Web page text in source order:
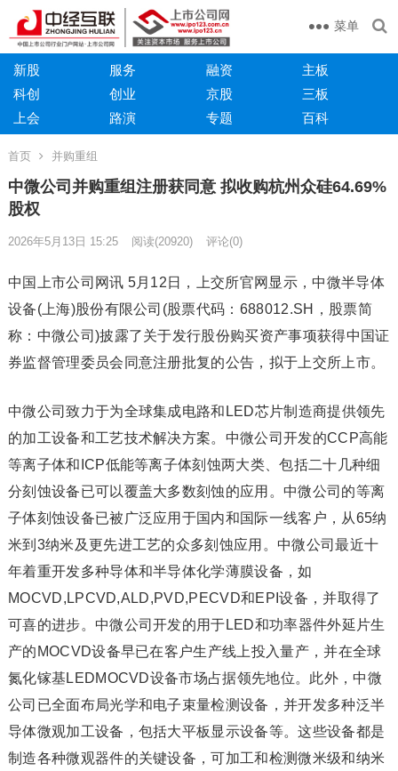
菜单
新股 服务 融资
主板
科创
创业 京股
三板
上会
路演 专题 百科
首页 并购重组
中微公司并购重组注册获同意 拟收购杭州众硅64.69%
股权
2026年5月13日 15:25 阅读(20920) 评论(0)
中国上市公司网讯 5月12日，上交所官网显示，中微半导体
设备(上海)股份有限公司(股票代码：688012.SH，股票简
称：中微公司)披露了关于发行股份购买资产事项获得中国证
券监督管理委员会同意注册批复的公告，拟于上交所上市。
中微公司致力于为全球集成电路和LED芯片制造商提供领先
的加工设备和工艺技术解决方案。中微公司开发的CCP高能
等离子体和ICP低能等离子体刻蚀两大类、包括二十几种细
分刻蚀设备已可以覆盖大多数刻蚀的应用。中微公司的等离
子体刻蚀设备已被广泛应用于国内和国际一线客户，从65纳
米到3纳米及更先进工艺的众多刻蚀应用。中微公司最近十
年着重开发多种导体和半导体化学薄膜设备，如
MOCVD,LPCVD,ALD,PVD,PECVD和EPI设备，并取得了
可喜的进步。中微公司开发的用于LED和功率器件外延片生
产的MOCVD设备早已在客户生产线上投入量产，并在全球
氮化镓基LEDMOCVD设备市场占据领先地位。此外，中微
公司已全面布局光学和电子束量检测设备，并开发多种泛半
导体微观加工设备，包括大平板显示设备等。这些设备都是
制造各种微观器件的关键设备，可加工和检测微米级和纳米